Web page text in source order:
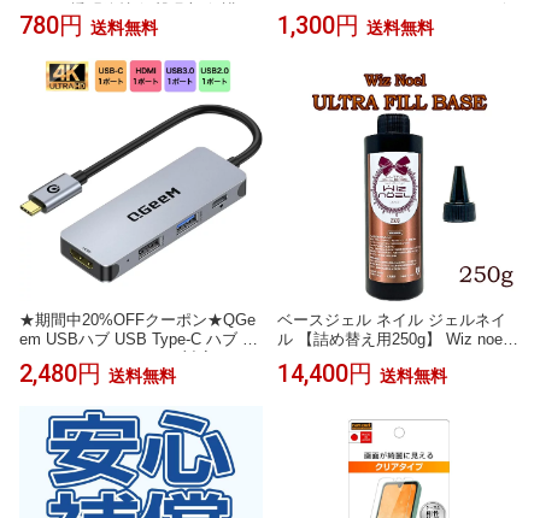
クリア 透明維持 衝撃吸収 保護カ
バー 全面保護 変形しにくい 高品
れ防止 四隅保護 TPU素材 ゆうパ
ケット 送料無料
780円 送料無料
ンドメイド タイルクラフト モザ
イクグラス 夏休み 工作 1cm ピン
1,300円 送料無料
★期間中20%OFFクーポン★QGe
em USBハブ USB Type-C ハブ 4in
1 HDMI 4K USB3.0 PD対応 100W
変換 アダプタ USB-C ハブ ノート
ChromeBook Pixel iPad Pro スマ
ホ Android Mac USB-C モニター
ディスプレイ
2,480円 送料無料
ベースジェル ネイル ジェルネイ
ル 【詰め替え用250g】 Wiz noel
ULTRA FILL BASE ソークオフジ
ェル ソフトジェル ベース 長持ち
業務用 詰め替え 大量 お得 まとめ
14,400円 送料無料